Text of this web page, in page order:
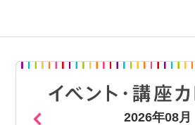
2026年08月